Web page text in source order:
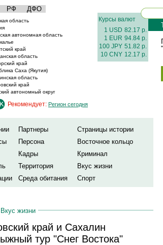
РФ ДФО
область
автономная область
край
область
край
Саха (Якутия)
область
край
автономный округ
Курсы валют
1 USD 82.17 р.
1 EUR 94.84 р.
100 JPY 51.82 р.
10 CNY 12.17 р.
Рекомендует: Регион сегодня
Партнеры
Страницы истории
Персона
Восточное кольцо
Кадры
Криминал
Территория
Вкус жизни
Среда обитания Спорт
Вкус жизни
край и Сахалин
тур "Снег Востока"